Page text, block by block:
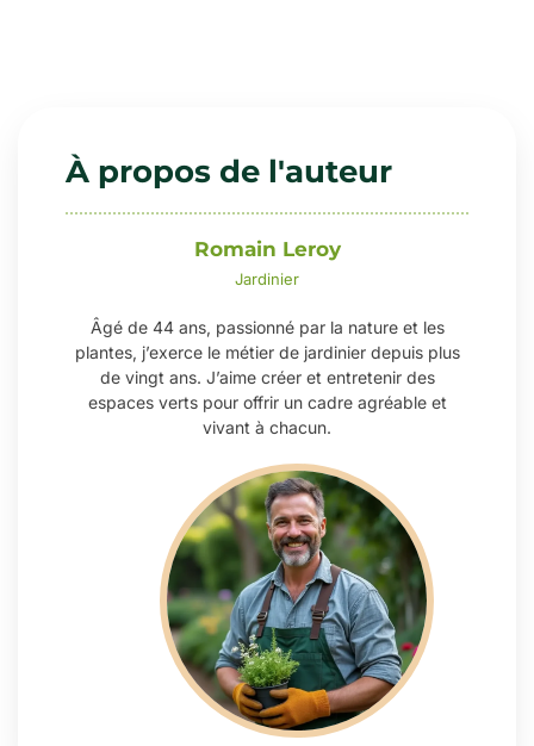
À propos de l'auteur
Romain Leroy
Jardinier
Âgé de 44 ans, passionné par la nature et les
plantes, j’exerce le métier de jardinier depuis plus
de vingt ans. J’aime créer et entretenir des
espaces verts pour offrir un cadre agréable et
vivant à chacun.